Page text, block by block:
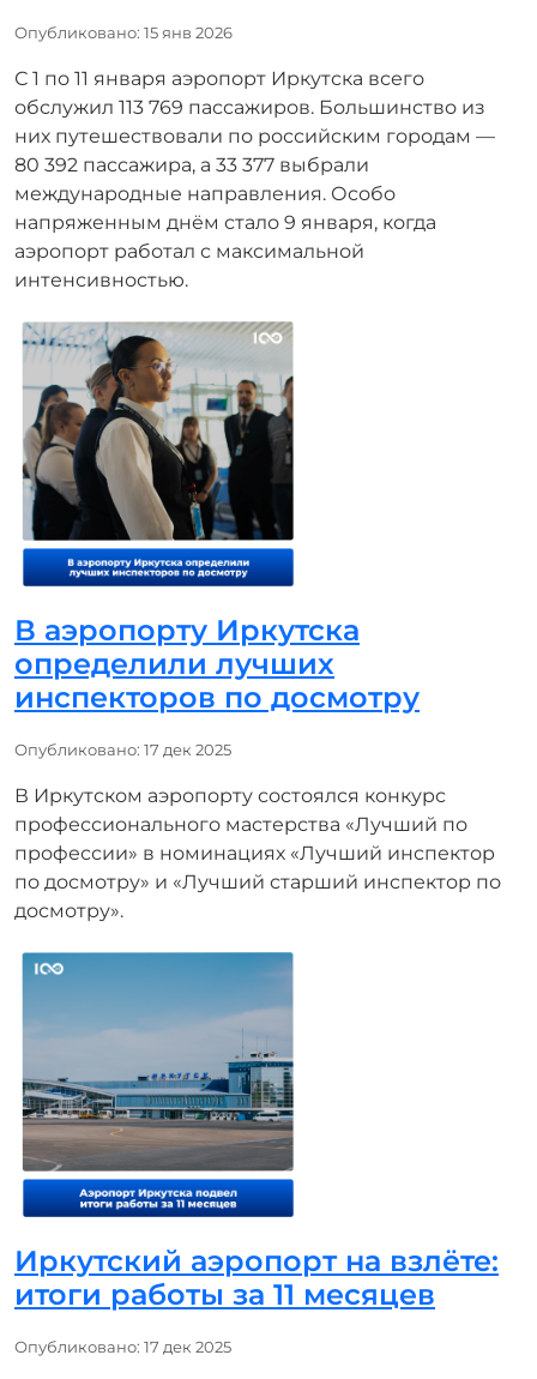
Информация о материале
Опубликовано: 15 янв 2026
С 1 по 11 января аэропорт Иркутска всего
обслужил 113 769 пассажиров. Большинство из
них путешествовали по российским городам —
80 392 пассажира, а 33 377 выбрали
международные направления. Особо
напряженным днём стало 9 января, когда
аэропорт работал с максимальной
интенсивностью.
В аэропорту Иркутска
определили лучших
инспекторов по досмотру
Информация о материале
Опубликовано: 17 дек 2025
В Иркутском аэропорту состоялся конкурс
профессионального мастерства «Лучший по
профессии» в номинациях «Лучший инспектор
по досмотру» и «Лучший старший инспектор по
досмотру».
Иркутский аэропорт на взлёте:
итоги работы за 11 месяцев
Информация о материале
Опубликовано: 17 дек 2025